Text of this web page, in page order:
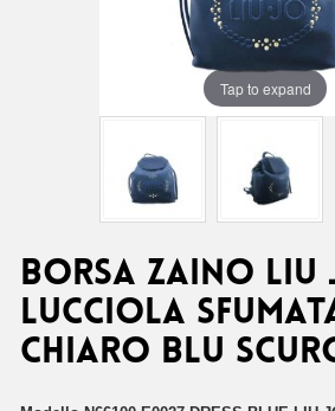
Tap to expand
Borsa zaino
lucciola
chiaro blu